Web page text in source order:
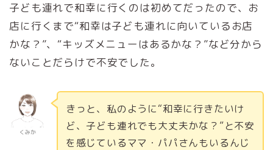
子ども連れで和幸に行くのは初めてだったので、お
店に行くまで“和幸は子ども連れに向いているお店
かな？”、“キッズメニューはあるかな？”など分から
ないことだらけで不安でした。
くみか
きっと、私のように“和幸に行きたいけ
ど、子ども連れでも大丈夫かな？”と不安
を感じているママ・パパさんもいるんじ